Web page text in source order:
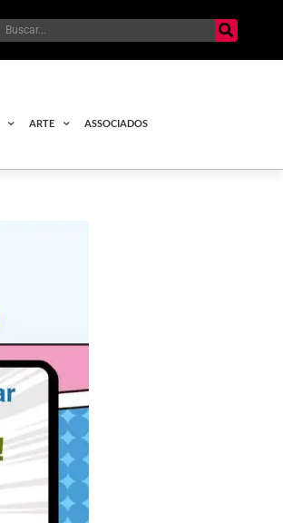
ARTE ASSOCIADOS